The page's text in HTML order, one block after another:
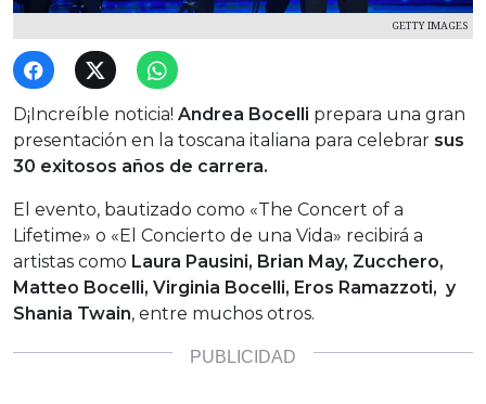
GETTY IMAGES
D¡Increíble noticia! Andrea Bocelli prepara una gran
presentación en la toscana italiana para celebrar sus
30 exitosos años de carrera.
El evento, bautizado como «The Concert of a
Lifetime» o «El Concierto de una Vida» recibirá a
artistas como Laura Pausini, Brian May, Zucchero,
Matteo Bocelli, Virginia Bocelli, Eros Ramazzoti, y
Shania Twain, entre muchos otros.